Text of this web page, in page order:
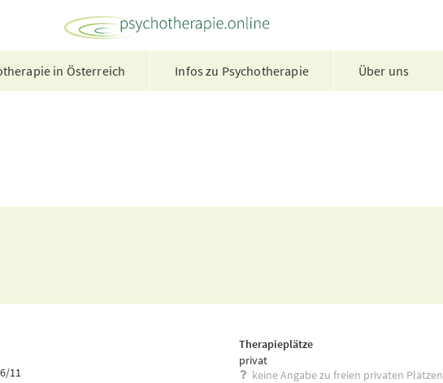
in Österreich Infos zu Psychotherapie Über uns
11
Therapieplätze
privat
keine Angabe zu freien privaten Plätzen